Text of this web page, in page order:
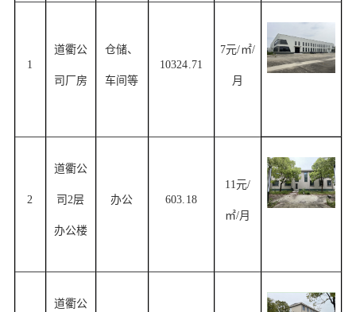
1
道衢公
司厂房
仓储、
车间等
10324.71
7元/㎡/
月
2
道衢公
司 2层
办公楼
办公 603.18
11元/
㎡/月
道衢公